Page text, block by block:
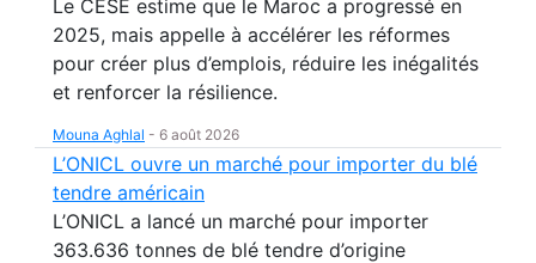
Le CESE estime que le Maroc a progressé en
2025, mais appelle à accélérer les réformes
pour créer plus d’emplois, réduire les inégalités
et renforcer la résilience.
Mouna Aghlal - 6 août 2026
L’ONICL ouvre un marché pour importer du blé
tendre américain
L’ONICL a lancé un marché pour importer
363.636 tonnes de blé tendre d’origine